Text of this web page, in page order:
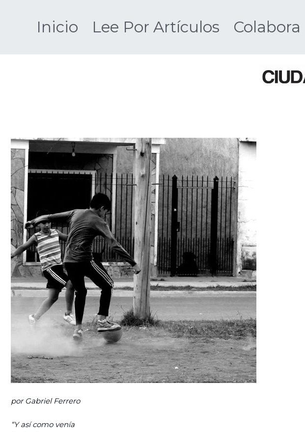
Inicio Lee Por Artículos Colabora
por Gabriel Ferrero
“Y así como venía